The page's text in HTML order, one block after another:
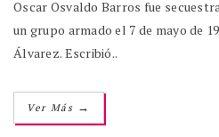
Oscar Osvaldo Barros fue
un grupo armado el 7 de mayo de
Álvarez. Escribió..
Ver Más →